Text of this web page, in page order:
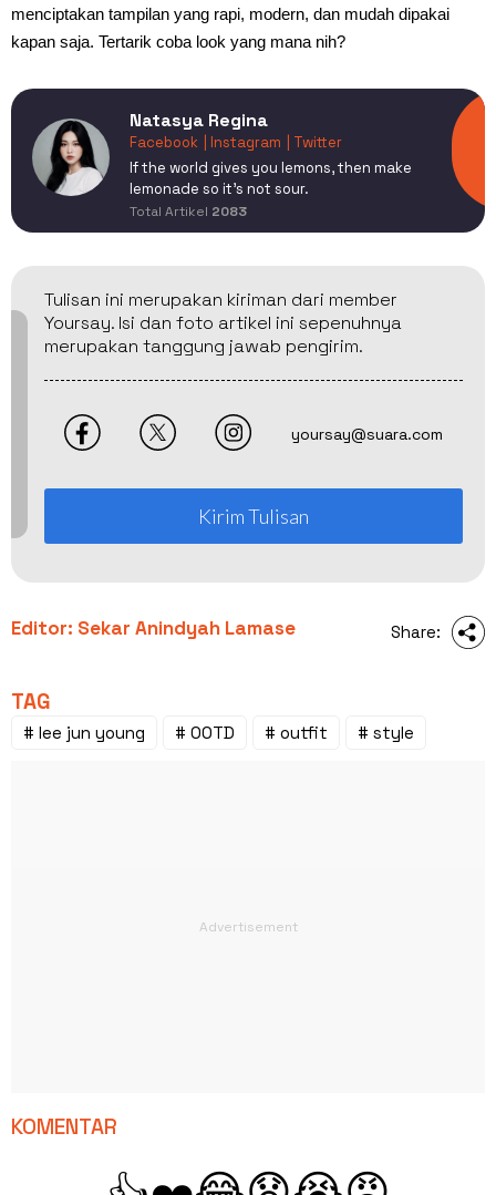
menciptakan tampilan yang rapi, modern, dan mudah dipakai
kapan saja. Tertarik coba look yang mana nih?
Natasya Regina
Facebook | Instagram
| Twitter
If the world gives you lemons, then make
lemonade so it's not sour.
Total Artikel 2083
Tulisan ini merupakan kiriman dari member
Yoursay. Isi dan foto artikel ini sepenuhnya
merupakan tanggung jawab pengirim.
yoursay@suara.com
Kirim Tulisan
Editor: Sekar Anindyah Lamase Share:
TAG
# lee jun young # OOTD # outfit # style
KOMENTAR